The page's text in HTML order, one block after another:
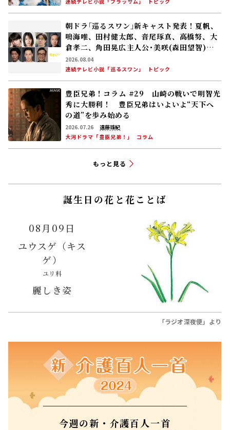
朝ドラ｢巡るスワン｣新キャスト発表！夏帆、
鳴海唯、田村健太郎、音尾琢真、高橋努、大
倉孝二、角田晃広――主人公･美咲(森田望智)が
交流する警察署の人々 2027年度前期放送
2026.08.04
連続テレビ小説「巡るスワン」
トピック
豊臣兄弟！コラム #29 山崎の戦いで明智光
秀に大勝利！ 豊臣兄弟はいよいよ“天下へ
の道”を歩み始める
2026.07.26
遠藤珠紀
大河ドラマ「豊臣兄弟！」
コラム
もっと見る
誕生日の花と花ことば
08月09日
ユウスゲ（キス
ゲ）
ユリ科
麗しき姿
「ラジオ深夜便」より
今週の新・介護百人一首